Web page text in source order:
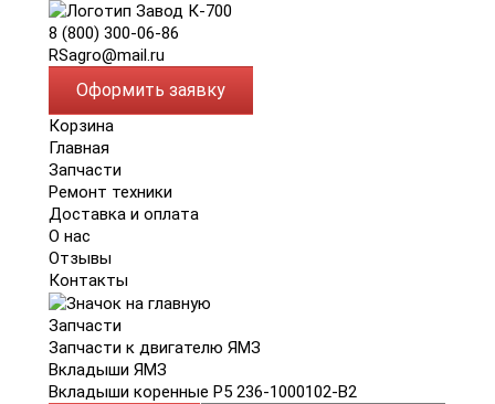
8 (800) 300-06-86
RSagro@mail.ru
Оформить заявку
Корзина
Главная
Запчасти
Ремонт техники
Доставка и оплата
О нас
Отзывы
Контакты
Запчасти
Запчасти к двигателю ЯМЗ
Вкладыши ЯМЗ
Вкладыши коренные Р5 236-1000102-В2